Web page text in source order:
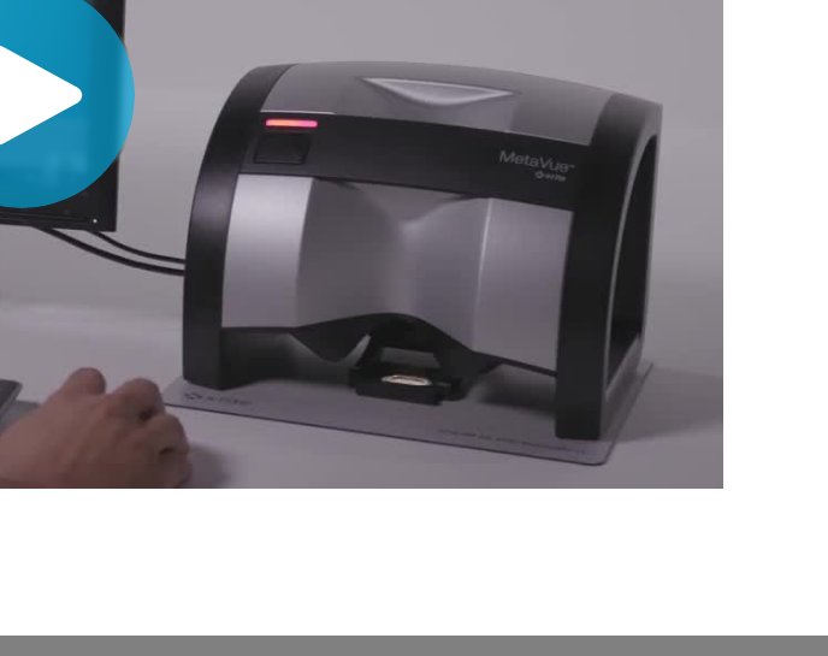
Branża papiernicza
Materiały budowlane
Dobra trwałe